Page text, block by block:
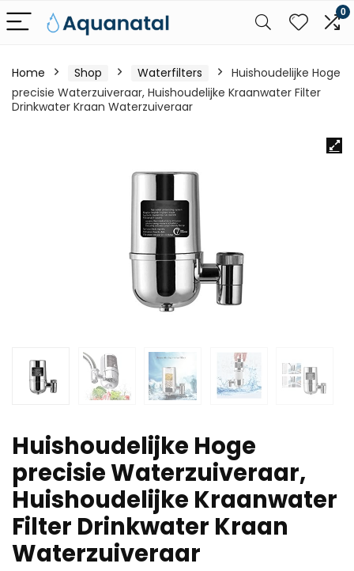
0
Home Shop Waterfilters
Huishoudelijke Hoge
precisie Waterzuiveraar, Huishoudelijke Kraanwater Filter
Drinkwater Kraan Waterzuiveraar
Huishoudelijke Hoge
precisie Waterzuiveraar,
Huishoudelijke Kraanwater
Filter Drinkwater Kraan
Waterzuiveraar